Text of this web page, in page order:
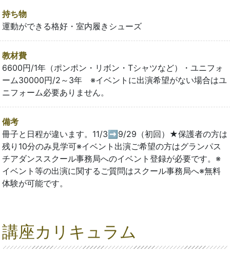
持ち物
運動ができる格好・室内履きシューズ
教材費
6600円/1年（ポンポン・リボン・Tシャツなど）・ユニフォ
ーム30000円/2～3年 ※イベントに出演希望がない場合はユ
ニフォーム必要ありません。
備考
冊子と日程が違います。11/3➡9/29（初回）★保護者の方は
残り10分のみ見学可※イベント出演ご希望の方はグランパス
チアダンススクール事務局へのイベント登録が必要です。※
イベント等の出演に関するご質問はスクール事務局へ※無料
体験が可能です。
講座カリキュラム